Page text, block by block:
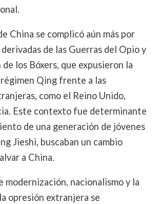
China se complicó aún más por
de las Guerras del Opio y
los Bóxers, que expusieron la
Qing frente a las
como el Reino Unido,
Este contexto fue determinante
de una generación de jóvenes
Jieshi, buscaban un cambio
a China.
modernización, nacionalismo y la
opresión extranjera se